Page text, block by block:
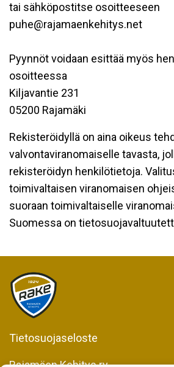
tai sähköpostitse osoitteeseen
puhe@rajamaenkehitys.net
Pyynnöt voidaan esittää myös
osoitteessa
Kiljavantie 231
05200 Rajamäki
Rekisteröidyllä on aina oikeus
valvontaviranomaiselle tavasta,
rekisteröidyn henkilötietoja.
toimivaltaisen viranomaisen
suoraan toimivaltaiselle
Suomessa on
Tietosuojaseloste